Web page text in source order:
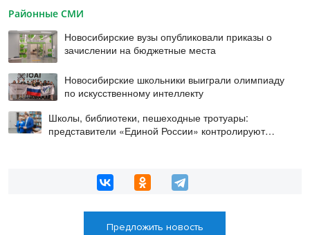
Районные СМИ
Новосибирские вузы опубликовали приказы о
зачислении на бюджетные места
Новосибирские школьники выиграли олимпиаду
по искусственному интеллекту
Школы, библиотеки, пешеходные тротуары:
представители «Единой России» контролируют
Предложить новость